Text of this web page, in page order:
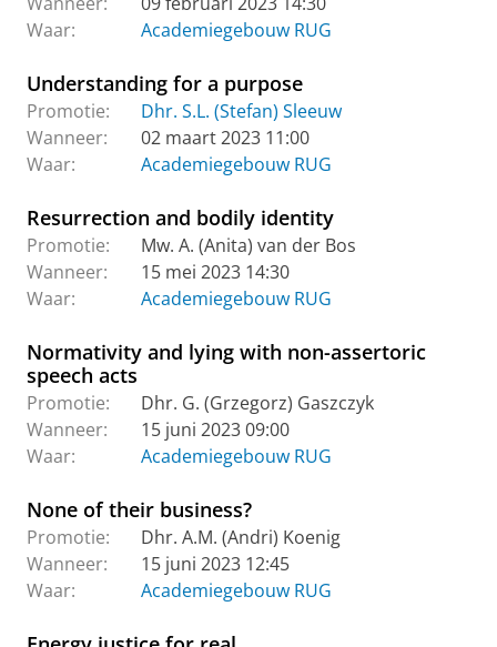
Waar:
Academiegebouw RUG
Understanding for a purpose
Promotie:
Dhr. S.L. (Stefan) Sleeuw
Wanneer:
02 maart 2023 11:00
Waar:
Academiegebouw RUG
Resurrection and bodily identity
Promotie:
Mw. A. (Anita) van der Bos
Wanneer:
15 mei 2023 14:30
Waar:
Academiegebouw RUG
Normativity and lying with non-assertoric
speech acts
Promotie:
Dhr. G. (Grzegorz) Gaszczyk
Wanneer:
15 juni 2023 09:00
Waar:
Academiegebouw RUG
None of their business?
Promotie:
Dhr. A.M. (Andri) Koenig
Wanneer:
15 juni 2023 12:45
Waar:
Academiegebouw RUG